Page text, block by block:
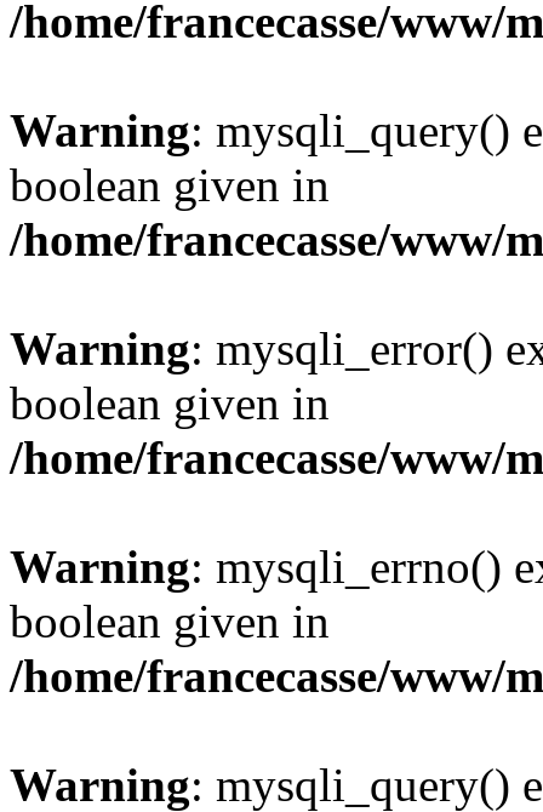
/home/francecasse/www/
Warning: mysqli_query()
boolean given in
/home/francecasse/www/
Warning: mysqli_error()
boolean given in
/home/francecasse/www/
Warning: mysqli_errno()
boolean given in
/home/francecasse/www/
Warning: mysqli_query()